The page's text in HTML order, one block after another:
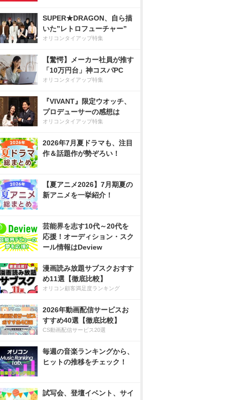
SUPER★DRAGON、自ら描
いた”レトロフューチャー”
オリコンタイアップ特集
【驚愕】メーカー社員が推す
「10万円台」神コスパPC
オリコンタイアップ特集
『VIVANT』限定ウオッチ、
プロデューサーの感想は
オリコンタイアップ特集
2026年7月夏ドラマも、注目
作＆話題作が勢ぞろい！
【夏アニメ2026】7月期夏の
新アニメを一挙紹介！
芸能界を志す10代～20代を
応援！オーディション・スク
ール情報はDeview
漫画読み放題サブスクおすす
め11選【徹底比較】
オリコン顧客満足度ランキング
2026年動画配信サービスお
すすめ40選【徹底比較】
CS動画配信サービス20選
毎週の音楽ランキングから、
ヒットの推移をチェック！
試写会、登壇イベント、サイ